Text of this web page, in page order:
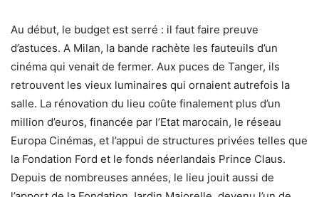
Au début, le budget est serré : il faut faire preuve
d’astuces. A Milan, la bande rachète les fauteuils d’un
cinéma qui venait de fermer. Aux puces de Tanger, ils
retrouvent les vieux luminaires qui ornaient autrefois la
salle. La rénovation du lieu coûte finalement plus d’un
million d’euros, financée par l’Etat marocain, le réseau
Europa Cinémas, et l’appui de structures privées telles que
la Fondation Ford et le fonds néerlandais Prince Claus.
Depuis de nombreuses années, le lieu jouit aussi de